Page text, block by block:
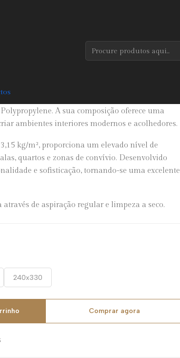
e um design contemporâneo, sendo
A sua composição oferece uma
ambientes interiores modernos e acolhedores.
kg/m², proporciona um elevado nível de
quartos e zonas de convívio. Desenvolvido
e sofisticação, tornando-se uma excelente
de aspiração regular e limpeza a seco.
240x330
Comprar agora